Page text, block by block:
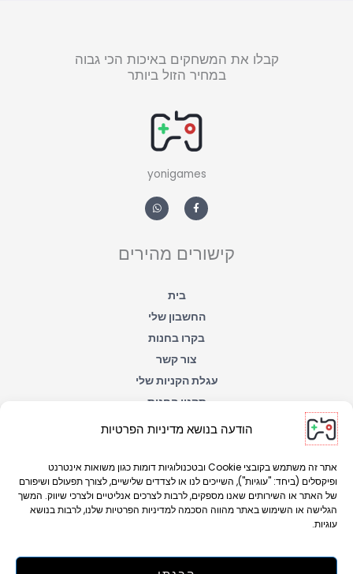
הודעה בנושא מדיניות הפרטיות
אתר זה משתמש בקובצי Cookie ובטכנולוגיות דומות כגון משואות אינטרנט
ופיקסלים (ביחד: "עוגיות"), השייכים לנו או לצדדים שלישיים, לצורך תפעולם ושיפורם
של האתר או השירותים שאנו מספקים, לרבות לצרכים אנליטיים ולצרכי שיווק. המשך
הגלישה או השימוש באתר מהווה הסכמה למדיניות הפרטיות שלנו, לרבות בנושא
עוגיות.
קבלו את המשחקים באיכות הכי גבוה
במחיר הזול ביותר
yonigames
a
c
e
o
h
a
t
p
p
קישורים מהירים
בית
החשבון שלי
בקרו בחנות
צור קשר
עגלת הקניות שלי
תקנון החנות